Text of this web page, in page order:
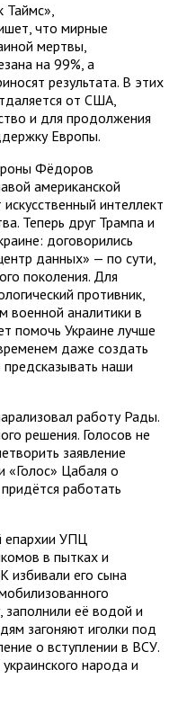
Таймс»,
что мирные
мертвы,
на 99%, а
результата. В этих
от США,
и для продолжения
Европы.
Фёдоров
американской
интеллект
Теперь друг Трампа и
договорились
данных» — по сути,
поколения. Для
противник,
военной аналитики в
помочь Украине лучше
даже создать
наши
работу Рады.
решения. Голосов не
заявление
«Голос» Цабаля о
работать
епархии УПЦ
в пытках и
избивали его сына
заполнили её водой и
загоняют иголки под
о вступлении в ВСУ.
народа и